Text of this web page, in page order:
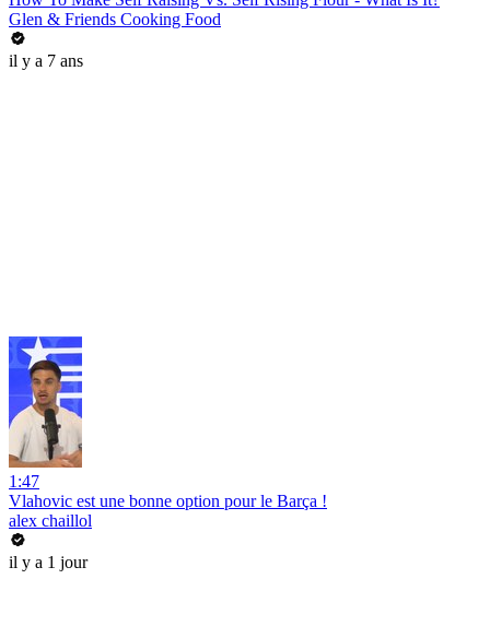
Glen & Friends Cooking Food
il y a 7 ans
1:47
Vlahovic est une bonne option pour le Barça !
alex chaillol
il y a 1 jour